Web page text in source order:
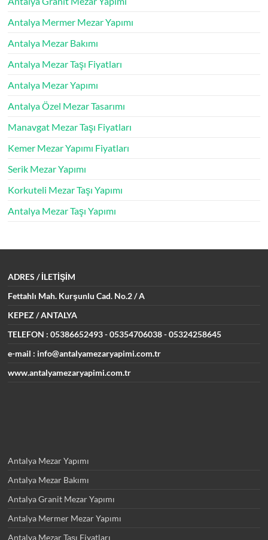
Antalya Mermer Mezar Yapımı
Antalya Mezar Bakımı
Antalya Mezar Taşı Fiyatları
Antalya Mezar Yapımı
Antalya Özel Mezar Tasarımı
Manavgat Mezar Taşı Fiyatları
Kemer Mezar Yapımı Fiyatları
Serik Mezar Yapımı
Korkuteli Mezar Taşı Yapımı
Antalya Mezar Taşı Yapımı
ADRES / İLETİŞİM
Fettahlı Mah. Kurşunlu Cad. No.2 / A
KEPEZ / ANTALYA
TELEFON : 05386652493 - 05354706038 - 05324258645
e-mail : info@antalyamezaryapimi.com.tr
www.antalyamezaryapimi.com.tr
Antalya Mezar Yapımı
Antalya Mezar Bakımı
Antalya Granit Mezar Yapımı
Antalya Mermer Mezar Yapımı
Antalya Mezar Taşı Fiyatları